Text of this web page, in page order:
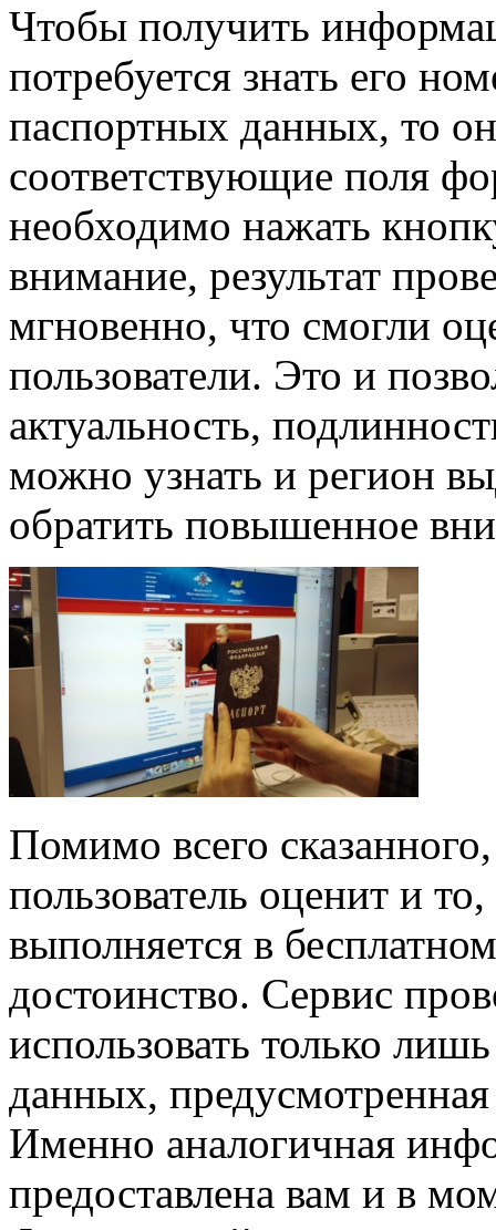
Чтобы получить
потребуется знать его
паспортных данных, то
соответствующие поля
необходимо нажать
внимание, результат
мгновенно, что смогли
пользователи. Это и
актуальность,
можно узнать и регион
обратить повышенное
Помимо всего
пользователь оценит и
выполняется в
достоинство. Сервис
использовать только
данных,
Именно аналогичная
предоставлена вам и в